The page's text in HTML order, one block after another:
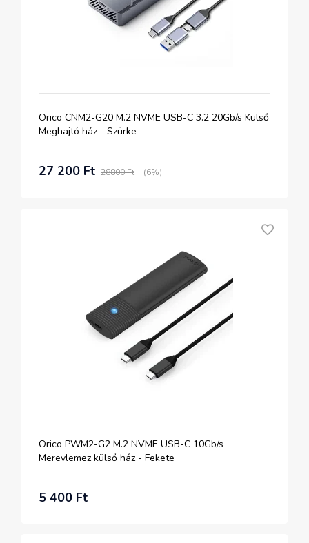
Orico CNM2-G20 M.2 NVME USB-C 3.2 20Gb/s Külső
Meghajtó ház - Szürke
27 200 Ft 28800 Ft (6%)
Orico PWM2-G2 M.2 NVME USB-C 10Gb/s
Merevlemez külső ház - Fekete
5 400 Ft